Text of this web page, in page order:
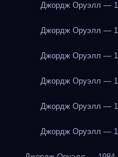
Джордж Оруэлл —
Джордж Оруэлл —
Джордж Оруэлл —
Джордж Оруэлл —
Джордж Оруэлл —
Джордж Оруэлл —